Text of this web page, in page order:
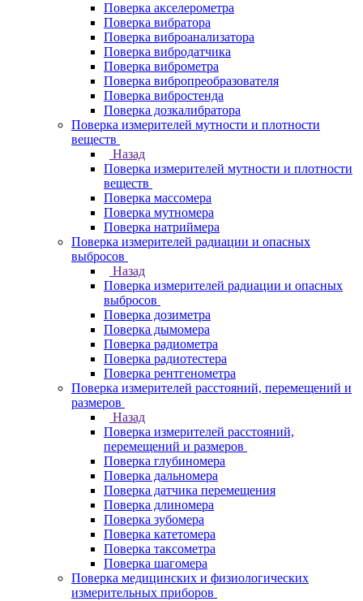
Поверка акселерометра
Поверка вибратора
Поверка виброанализатора
Поверка вибродатчика
Поверка виброметра
Поверка вибропреобразователя
Поверка вибростенда
Поверка дозкалибратора
Поверка измерителей мутности и плотности
веществ
Назад
Поверка измерителей мутности и плотности
веществ
Поверка массомера
Поверка мутномера
Поверка натриймера
Поверка измерителей радиации и опасных
выбросов
Назад
Поверка измерителей радиации и опасных
выбросов
Поверка дозиметра
Поверка дымомера
Поверка радиометра
Поверка радиотестера
Поверка рентгенометра
Поверка измерителей расстояний, перемещений и
размеров
Назад
Поверка измерителей расстояний,
перемещений и размеров
Поверка глубиномера
Поверка дальномера
Поверка датчика перемещения
Поверка длиномера
Поверка зубомера
Поверка катетомера
Поверка таксометра
Поверка шагомера
Поверка медицинских и физиологических
измерительных приборов